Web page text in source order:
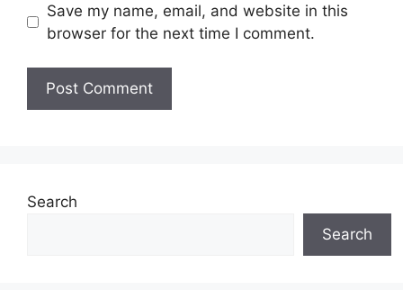
Save my name, email, and website in this
browser for the next time I comment.
Search
Search